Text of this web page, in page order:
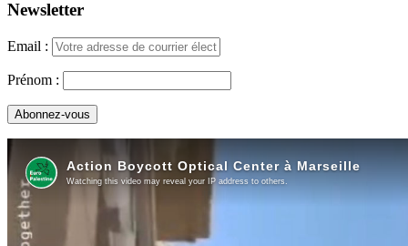
Newsletter
Email :
Prénom :